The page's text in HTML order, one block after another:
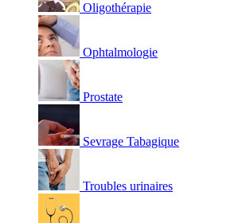
Oligothérapie
Ophtalmologie
Prostate
Sevrage Tabagique
Troubles urinaires